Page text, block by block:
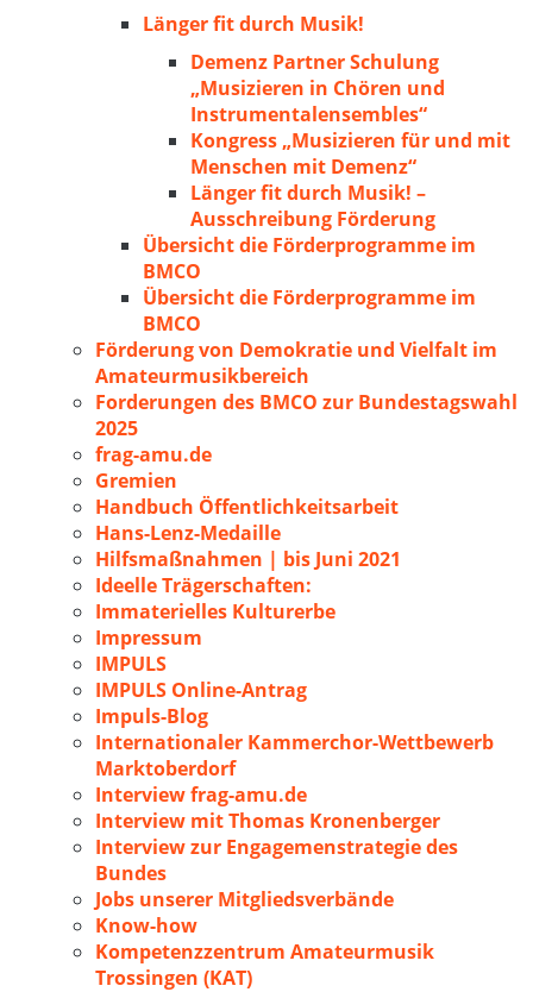
Länger fit durch Musik!
Demenz Partner Schulung
„Musizieren in Chören und
Instrumentalensembles“
Kongress „Musizieren für und mit
Menschen mit Demenz“
Länger fit durch Musik! –
Ausschreibung Förderung
Übersicht die Förderprogramme im
BMCO
Übersicht die Förderprogramme im
BMCO
Förderung von Demokratie und Vielfalt im
Amateurmusikbereich
Forderungen des BMCO zur Bundestagswahl
2025
frag-amu.de
Gremien
Handbuch Öffentlichkeitsarbeit
Hans-Lenz-Medaille
Hilfsmaßnahmen | bis Juni 2021
Ideelle Trägerschaften:
Immaterielles Kulturerbe
Impressum
IMPULS
IMPULS Online-Antrag
Impuls-Blog
Internationaler Kammerchor-Wettbewerb
Marktoberdorf
Interview frag-amu.de
Interview mit Thomas Kronenberger
Interview zur Engagemenstrategie des
Bundes
Jobs unserer Mitgliedsverbände
Know-how
Kompetenzzentrum Amateurmusik
Trossingen (KAT)